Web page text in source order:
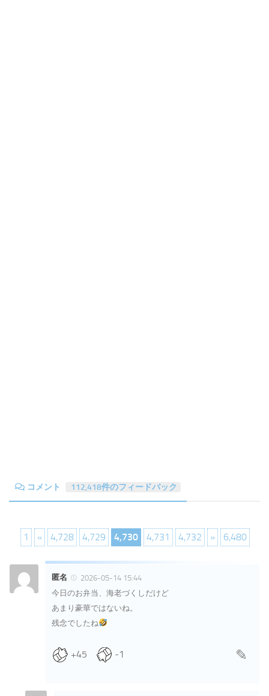
コメント 112,418件のフィードバック
1 « 4,728 4,729 4,730 4,731 4,732 » 6,480
匿名
2026-05-14 15:44
今日のお弁当、海老づくしだけど
あまり豪華ではないね。
残念でしたね
+45 -1